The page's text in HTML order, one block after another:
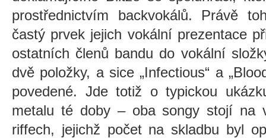
prostřednictvím backvokálů. Právě
častý prvek jejich vokální prezentace
ostatních členů bandu do vokální
dvě položky, a sice „Infectious“ a
povedené. Jde totiž o typickou
metalu té doby – oba songy stojí na
riffech, jejichž počet na skladbu byl